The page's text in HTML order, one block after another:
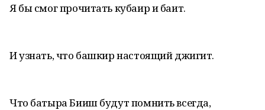
Я бы смог прочитать кубаир и баит.
И узнать, что башкир настоящий джигит.
Что батыра Бииш будут помнить всегда,